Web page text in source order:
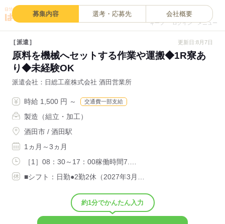
キープ ログイン メニュー
募集内容 選考・応募先 会社概要
派遣 更新日:8月7日
原料を機械へセットする作業や運搬◆1R寮あ
り◆未経験OK
派遣会社 日総工産株式会社 酒田営業所
時給 1,500 円 ～ 交通費一部支給
製造（組立・加工）
酒田市 / 酒田駅
1ヵ月～3ヵ月
［1］08：30～17：00稼働時間7.…
■シフト：日勤●2勤2休（2027年3月…
約1分でかんたん入力